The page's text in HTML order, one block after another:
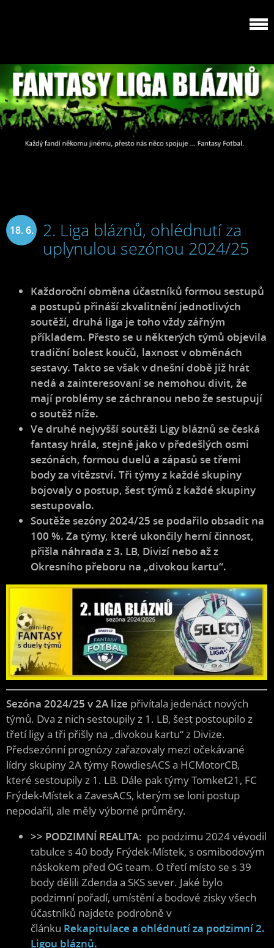
18. 6.
2. Liga bláznů, ohlédnutí za
uplynulou sezónou 2024/25
Každoroční obměna účastníků formou sestupů
a postupů přináší zkvalitnění jednotlivých
soutěží, druhá liga je toho vždy zářným
příkladem. Přesto se u některých týmů objevila
tradiční bolest koučů, laxnost v obměnách
sestavy. Takto se však v dnešní době již hrát
nedá a zainteresovaní se nemohou divit, že
mají problémy se záchranou nebo že sestupují
o soutěž níže.
Ve druhé nejvyšší soutěži Ligy bláznů se česká
fantasy hrála, stejně jako v předešlých osmi
sezónách, formou duelů a zápasů se třemi
body za vítězství. Tři týmy z každé skupiny
bojovaly o postup, šest týmů z každé skupiny
sestupovalo.
Soutěže sezóny 2024/25 se podařilo obsadit na
100 %. Za týmy, které ukončily herní činnost,
přišla náhrada z 3. LB, Divizí nebo až z
Okresního přeboru na „divokou kartu“.
Sezóna 2024/25 v 2A lize přivítala jedenáct nových
týmů. Dva z nich sestoupily z 1. LB, šest postoupilo z
třetí ligy a tři přišly na „divokou kartu“ z Divize.
Předsezónní prognózy zařazovaly mezi očekávané
lídry skupiny 2A týmy RowdiesACS a HCMotorCB,
které sestoupily z 1. LB. Dále pak týmy Tomket21, FC
Frýdek-Místek a ZavesACS, kterým se loni postup
nepodařil, ale měly výborné průměry.
>> PODZIMNÍ REALITA: po podzimu 2024 vévodil
tabulce s 40 body Frýdek-Místek, s osmibodovým
náskokem před OG team. O třetí místo se s 39
body dělili Zdenda a SKS sever. Jaké bylo
podzimní pořadí, umístění a bodové zisky všech
účastníků najdete podrobně v
článku Rekapitulace a ohlédnutí za podzimní 2.
Ligou bláznů.